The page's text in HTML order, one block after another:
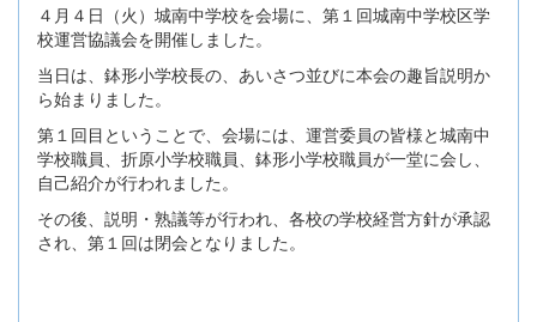
４月４日（火）城南中学校を会場に、第１回城南中学校区学
校運営協議会を開催しました。
当日は、鉢形小学校長の、あいさつ並びに本会の趣旨説明か
ら始まりました。
第１回目ということで、会場には、運営委員の皆様と城南中
学校職員、折原小学校職員、鉢形小学校職員が一堂に会し、
自己紹介が行われました。
その後、説明・熟議等が行われ、各校の学校経営方針が承認
され、第１回は閉会となりました。